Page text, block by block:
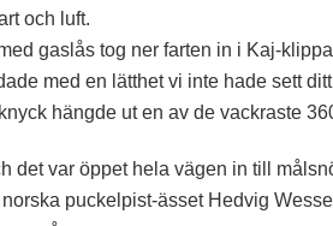
och luft.
gaslås tog ner farten in i Kaj-
med en lätthet vi inte hade sett
hängde ut en av de vackraste
det var öppet hela vägen in till
puckelpist-ässet Hedvig